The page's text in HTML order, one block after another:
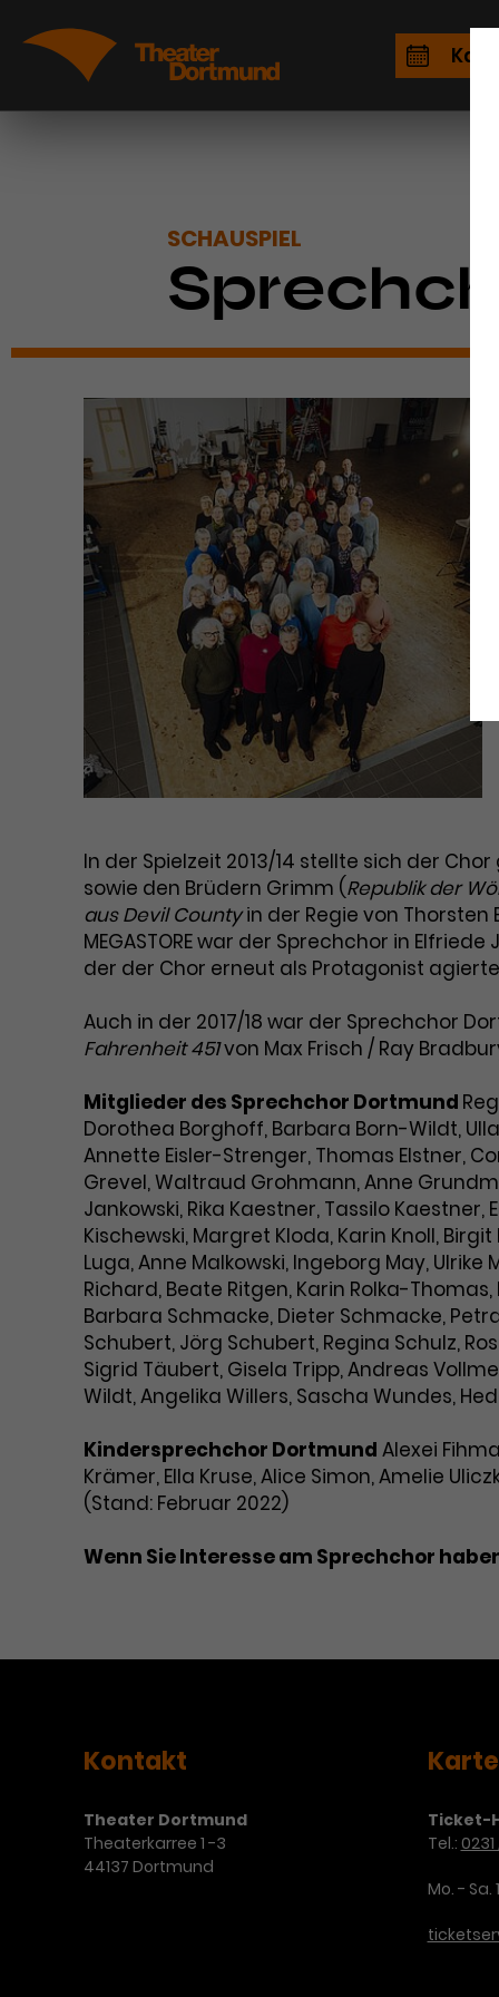
SCHAUSPIEL
In der Spielzeit 2013/14 stellte sich der
sowie den Brüdern Grimm (Republik der
aus Devil Countyin der Regie von Thorsten
MEGASTORE war der Sprechchor in Elfriede
der der Chor erneut als Protagonist
Auch in der 2017/18 war der Sprechchor
Fahrenheit 451von Max Frisch / Ray
Mitglieder des Sprechchor Dortmund
Dorothea Borghoff, Barbara Born-Wildt,
Annette Eisler-Strenger, Thomas Elstner,
Grevel, Waltraud Grohmann, Anne
Jankowski, Rika Kaestner, Tassilo
Kischewski, Margret Kloda, Karin Knoll,
Luga, Anne Malkowski, Ingeborg May, Ulrike
Richard, Beate Ritgen, Karin Rolka-
Barbara Schmacke, Dieter Schmacke,
Schubert, Jörg Schubert, Regina Schulz,
Sigrid Täubert, Gisela Tripp, Andreas
Wildt, Angelika Willers, Sascha Wundes,
Kindersprechchor Dortmund Alexei
Krämer, Ella Kruse, Alice Simon, Amelie
(Stand: Februar 2022)
Wenn Sie Interesse am Sprechchor
Kontakt
Theater Dortmund
Theaterkarree 1 -3
44137 Dortmund
Ticket-
Tel.:
Mo. - Sa.